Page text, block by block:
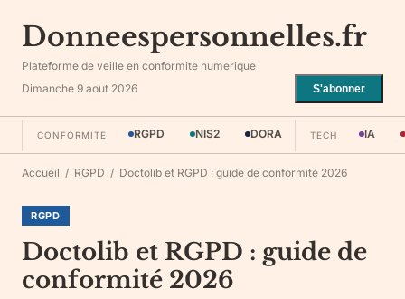
Donneespersonnelles.fr
Plateforme de veille en conformite numerique
Dimanche 9 aout 2026
S'abonner
CONFORMITE RGPD NIS2 DORA TECH IA
Accueil / RGPD / Doctolib et RGPD : guide de conformité 2026
RGPD
Doctolib et RGPD : guide de
conformité 2026